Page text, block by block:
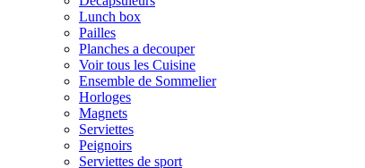
Lunch box
Pailles
Planches a decouper
Voir tous les Cuisine
Ensemble de Sommelier
Horloges
Magnets
Serviettes
Peignoirs
Serviettes de sport